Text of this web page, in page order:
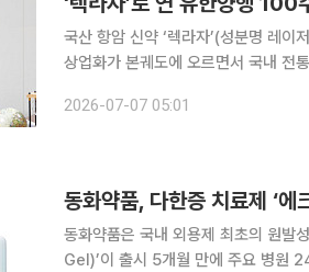
국산 항암 신약 ‘렉라자’(성분명 레
상업화가 본궤도에 오르면서 국내 전
구개발(R&D)과 원료의약품(API)을
2026-07-07 05:01
동화약품, 다한증 치료제 ‘
동화약품은 국내 외용제 최초의 원발
Gel)’이 출시 5개월 만에 주요 병원 24개 처에 진